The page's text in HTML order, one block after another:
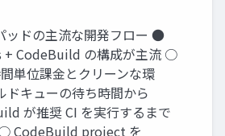
ッドの主流な開発フロー ●
+ CodeBuild の構成が主流 ○
単位課金とクリーンな環
ドキューの待ち時間から
が推奨 CI を実行するまで
CodeBuild project を